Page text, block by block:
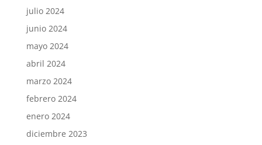
julio 2024
junio 2024
mayo 2024
abril 2024
marzo 2024
febrero 2024
enero 2024
diciembre 2023